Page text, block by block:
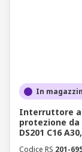
In
Interruttore
protezione da
DS201 C16
Codice RS 201-